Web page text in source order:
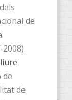
de
de
de